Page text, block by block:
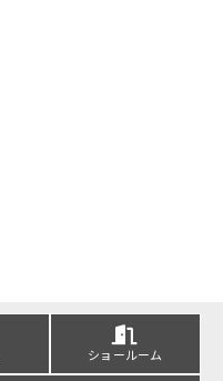
ショールーム